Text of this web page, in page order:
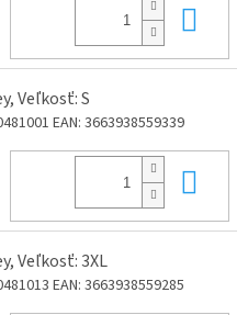
Veľkosť: S
EAN: 3663938559339
Veľkosť: 3XL
EAN: 3663938559285